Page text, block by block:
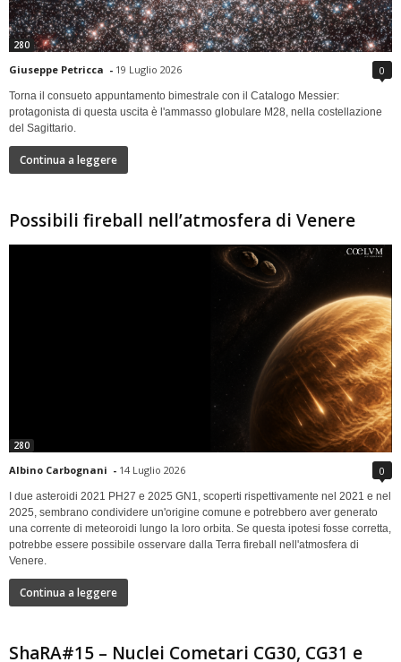
280
Giuseppe Petricca - 19 Luglio 2026 0
Torna il consueto appuntamento bimestrale con il Catalogo Messier:
protagonista di questa uscita è l'ammasso globulare M28, nella costellazione
del Sagittario.
Continua a leggere
Possibili fireball nell’atmosfera di Venere
280
Albino Carbognani - 14 Luglio 2026 0
I due asteroidi 2021 PH27 e 2025 GN1, scoperti rispettivamente nel 2021 e nel
2025, sembrano condividere un'origine comune e potrebbero aver generato
una corrente di meteoroidi lungo la loro orbita. Se questa ipotesi fosse corretta,
potrebbe essere possibile osservare dalla Terra fireball nell'atmosfera di
Venere.
Continua a leggere
ShaRA#15 – Nuclei Cometari CG30, CG31 e